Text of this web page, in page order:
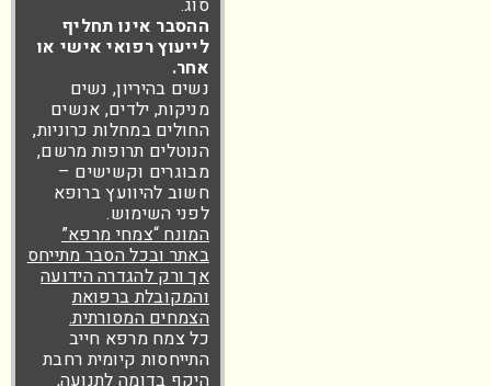
ההסבר אינו תחליף
לייעוץ רפואי אישי או
אחר.
נשים בהיריון, נשים
מניקות, ילדים, אנשים
החולים במחלות כרוניות,
הנוטלים תרופות מרשם,
מבוגרים וקשישים –
חשוב להיוועץ ברופא
לפני השימוש.
המונח “צמחי מרפא”
באתר ובכל הסבר מתייחס
אך ורק להגדרה הידועה
והמקובלת ברפואת
הצמחים המסורתית.
כל צמח מרפא חייב
התייחסות קיומית רחבת
היקף בדומה לתנועה,